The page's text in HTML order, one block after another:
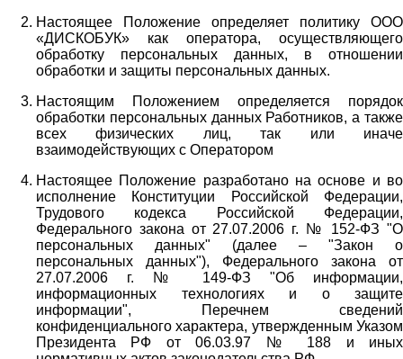
Настоящее Положение определяет политику ООО
«ДИСКОБУК» как оператора, осуществляющего
обработку персональных данных, в отношении
обработки и защиты персональных данных.
Настоящим Положением определяется порядок
обработки персональных данных Работников, а также
всех физических лиц, так или иначе
взаимодействующих с Оператором
Настоящее Положение разработано на основе и во
исполнение Конституции Российской Федерации,
Трудового кодекса Российской Федерации,
Федерального закона от 27.07.2006 г. № 152-ФЗ "О
персональных данных" (далее – "Закон о
персональных данных"), Федерального закона от
27.07.2006 г. № 149-ФЗ "Об информации,
информационных технологиях и о защите
информации", Перечнем сведений
конфиденциального характера, утвержденным Указом
Президента РФ от 06.03.97 № 188 и иных